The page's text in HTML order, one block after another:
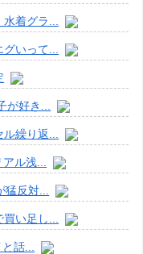
着グラ...
いって...
が好き...
繰り返...
ル浅...
反対...
い足し...
話...